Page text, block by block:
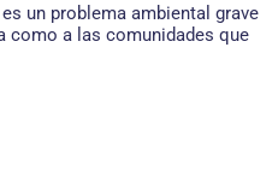
un problema ambiental grave
como a las comunidades que